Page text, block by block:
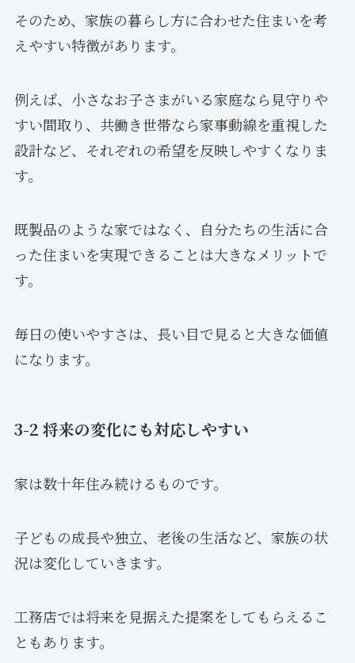
そのため、家族の暮らし方に合わせた住まいを考
えやすい特徴があります。
例えば、小さなお子さまがいる家庭なら見守りや
すい間取り、共働き世帯なら家事動線を重視した
設計など、それぞれの希望を反映しやすくなりま
す。
既製品のような家ではなく、自分たちの生活に合
った住まいを実現できることは大きなメリットで
す。
毎日の使いやすさは、長い目で見ると大きな価値
になります。
3-2 将来の変化にも対応しやすい
家は数十年住み続けるものです。
子どもの成長や独立、老後の生活など、家族の状
況は変化していきます。
工務店では将来を見据えた提案をしてもらえるこ
ともあります。